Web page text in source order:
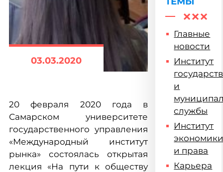
03.03.2020
20 февраля 2020 года в
Самарском университете
государственного управления
«Международный институт
рынка» состоялась открытая
лекция «На пути к обществу
Главные
новости
Институт
и
службы
Институт
и права
Карьера